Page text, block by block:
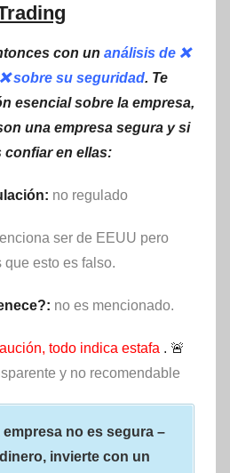
con un análisis de ❌
sobre su seguridad. Te
esencial sobre la empresa,
una empresa segura y si
confiar en ellas:
no regulado
ser de EEUU pero
que esto es falso.
no es mencionado.
todo indica estafa . 🚨
y no recomendable
empresa no es segura –
invierte con un